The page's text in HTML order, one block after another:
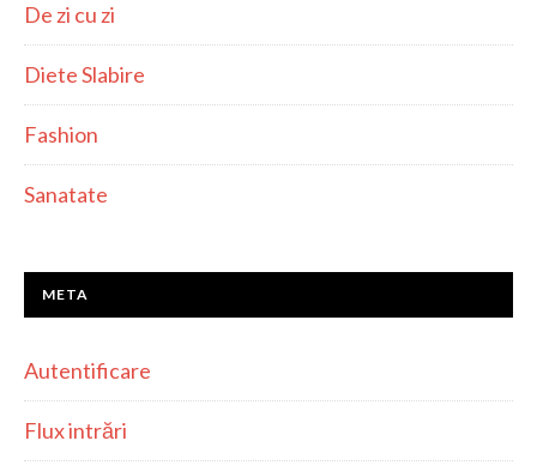
De zi cu zi
Diete Slabire
Fashion
Sanatate
META
Autentificare
Flux intrări